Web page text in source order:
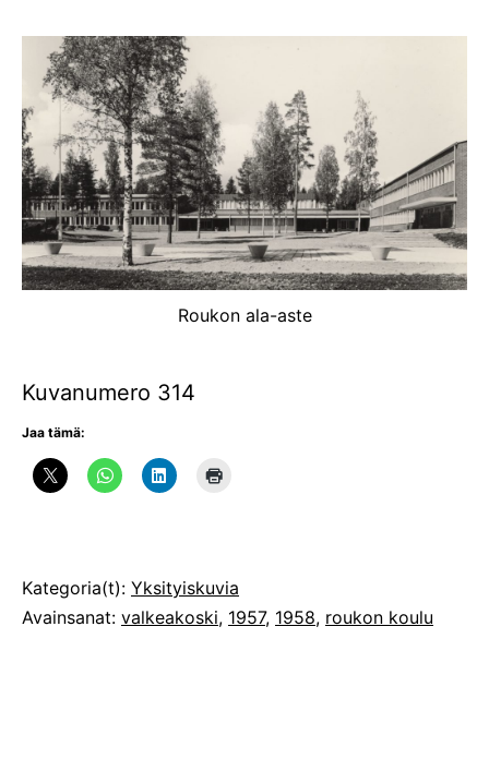
Roukon ala-aste
Kuvanumero 314
Jaa tämä:
Julkaistu
Kategoria(t): Yksityiskuvia
Avainsanat: valkeakoski, 1957, 1958, roukon koulu